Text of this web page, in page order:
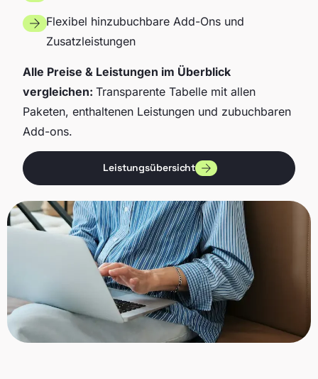
Flexibel hinzubuchbare Add-Ons und
Zusatzleistungen
Alle Preise & Leistungen im Überblick
vergleichen: Transparente Tabelle mit allen
Paketen, enthaltenen Leistungen und zubuchbaren
Add-ons.
Leistungsübersicht